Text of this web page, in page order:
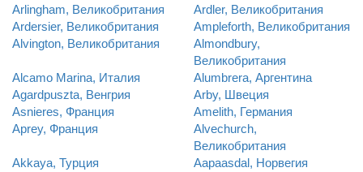
Arlingham, Великобритания
Ardler, Великобритания
Ardersier, Великобритания
Ampleforth, Великобритания
Alvington, Великобритания
Almondbury,
Великобритания
Alcamo Marina, Италия
Alumbrera, Аргентина
Agardpuszta, Венгрия
Arby, Швеция
Asnieres, Франция
Amelith, Германия
Aprey, Франция
Alvechurch,
Великобритания
Akkaya, Турция
Aapaasdal, Норвегия